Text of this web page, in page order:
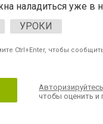
наладиться уже в
УРОКИ
Ctrl+Enter, чтобы
чтобы оценить и